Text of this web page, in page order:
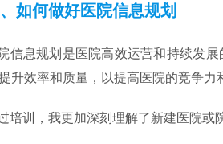
如何做好医院信息规划
信息规划是医院高效运营和持续发
升效率和质量，以提高医院的竞争力
培训，我更加深刻理解了新建医院或